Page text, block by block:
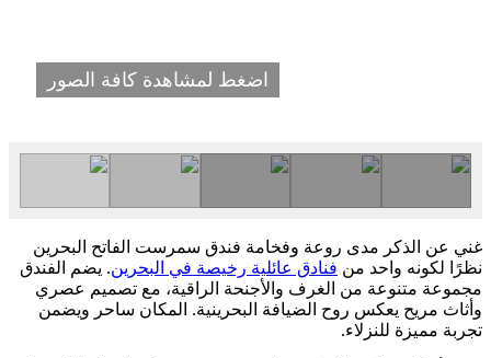
اضغط لمشاهدة كافة الصور
غني عن الذكر مدى روعة وفخامة فندق سمرست الفاتح البحرين
نظرًا لكونه واحد من فنادق عائلية رخيصة في البحرين. يضم الفندق
مجموعة متنوعة من الغرف والأجنحة الراقية، مع تصميم عصري
وأثاث مريح يعكس روح الضيافة البحرينية. المكان ساحر ويضمن
تجربة مميزة للنزلاء.